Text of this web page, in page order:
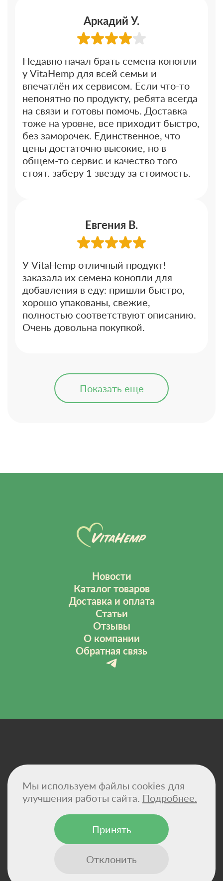
Аркадий У.
Недавно начал брать семена конопли
у VitaHemp для всей семьи и
впечатлён их сервисом. Если что-то
непонятно по продукту, ребята всегда
на связи и готовы помочь. Доставка
тоже на уровне, все приходит быстро,
без заморочек. Единственное, что
цены достаточно высокие, но в
общем-то сервис и качество того
стоят. заберу 1 звезду за стоимость.
Евгения В.
У VitaHemp отличный продукт!
заказала их семена конопли для
добавления в еду: пришли быстро,
хорошо упакованы, свежие,
полностью соответствуют описанию.
Очень довольна покупкой.
Показать еще
Новости
Каталог товаров
Доставка и оплата
Статьи
Отзывы
О компании
Обратная связь
Договор-оферта
Сертификаты
Реквизиты компании
© 2026 - VitaHemp — натуральные масла CBD и
Мы используем файлы cookies для
улучшения работы сайта. Подробнее.
Принять
Отклонить